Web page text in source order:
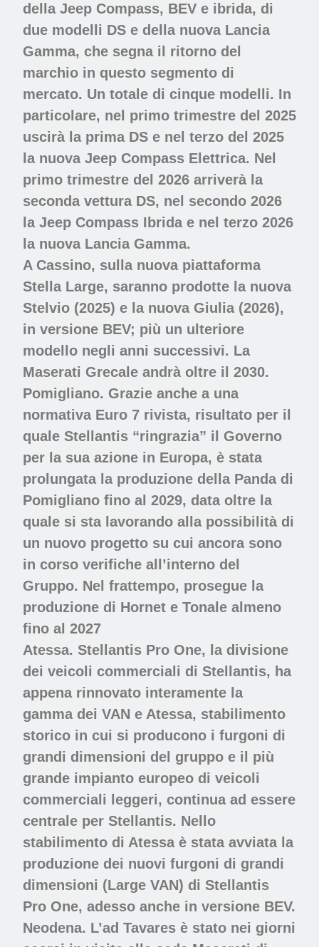
della Jeep Compass, BEV e ibrida, di
due modelli DS e della nuova Lancia
Gamma, che segna il ritorno del
marchio in questo segmento di
mercato. Un totale di cinque modelli. In
particolare, nel primo trimestre del 2025
uscirà la prima DS e nel terzo del 2025
la nuova Jeep Compass Elettrica. Nel
primo trimestre del 2026 arriverà la
seconda vettura DS, nel secondo 2026
la Jeep Compass Ibrida e nel terzo 2026
la nuova Lancia Gamma.
A Cassino, sulla nuova piattaforma
Stella Large, saranno prodotte la nuova
Stelvio (2025) e la nuova Giulia (2026),
in versione BEV; più un ulteriore
modello negli anni successivi. La
Maserati Grecale andrà oltre il 2030.
Pomigliano. Grazie anche a una
normativa Euro 7 rivista, risultato per il
quale Stellantis “ringrazia” il Governo
per la sua azione in Europa, è stata
prolungata la produzione della Panda di
Pomigliano fino al 2029, data oltre la
quale si sta lavorando alla possibilità di
un nuovo progetto su cui ancora sono
in corso verifiche all’interno del
Gruppo. Nel frattempo, prosegue la
produzione di Hornet e Tonale almeno
fino al 2027
Atessa. Stellantis Pro One, la divisione
dei veicoli commerciali di Stellantis, ha
appena rinnovato interamente la
gamma dei VAN e Atessa, stabilimento
storico in cui si producono i furgoni di
grandi dimensioni del gruppo e il più
grande impianto europeo di veicoli
commerciali leggeri, continua ad essere
centrale per Stellantis. Nello
stabilimento di Atessa è stata avviata la
produzione dei nuovi furgoni di grandi
dimensioni (Large VAN) di Stellantis
Pro One, adesso anche in versione BEV.
Neodena. L’ad Tavares è stato nei giorni